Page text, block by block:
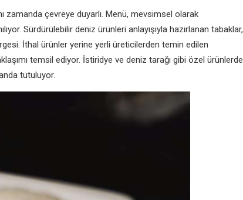
zamanda çevreye duyarlı. Menü, mevsimsel olarak
Sürdürülebilir deniz ürünleri anlayışıyla hazırlanan tabaklar,
İthal ürünler yerine yerli üreticilerden temin edilen
temsil ediyor. İstiridye ve deniz tarağı gibi özel ürünlerde
tutuluyor.